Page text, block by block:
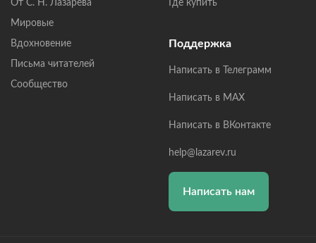
От С. Н. Лазарева
Мировые
Вдохновение
Письма читателей
Сообщество
Где купить
Поддержка
Написать в Телеграмм
Написать в MAX
Написать в ВКонтакте
help@lazarev.ru
Написать нам